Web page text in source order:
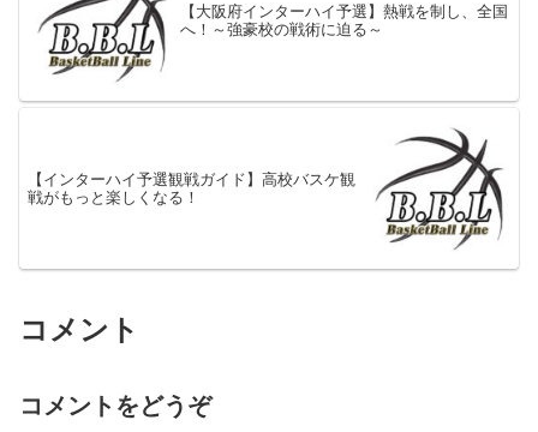
【大阪府インターハイ予選】熱戦を制し、全国
へ！～強豪校の戦術に迫る～
【インターハイ予選観戦ガイド】高校バスケ観
戦がもっと楽しくなる！
コメント
コメントをどうぞ